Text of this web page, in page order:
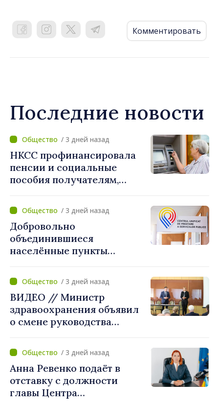
Комментировать
Последние новости
/ 3 дней назад
НКСС профинансировала
пенсии и социальные
пособия получателям,
карты
/ 3 дней назад
Добровольно
объединившиеся
населённые пункты
создания Единых центров
предоставления услуг
/ 3 дней назад
ВИДЕО // Министр
здравоохранения объявил
о смене руководства
больницы. Людмила
Капчеля будет исполнять
обязанности директора
/ 3 дней назад
Анна Ревенко подаёт в
отставку с должности
главы Центра